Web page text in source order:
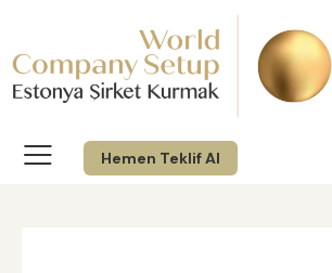
Hemen Teklif Al